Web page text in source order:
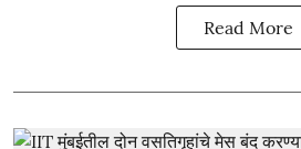
Read More